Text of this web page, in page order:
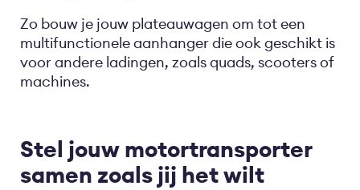
Zo bouw je jouw plateauwagen om tot een
multifunctionele aanhanger die ook geschikt is
voor andere ladingen, zoals quads, scooters of
machines.
Stel jouw motortransporter
samen zoals jij het wilt